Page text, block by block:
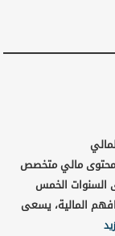
محتوى مالي متخصص
السنوات الخمس
المالية، يسعى